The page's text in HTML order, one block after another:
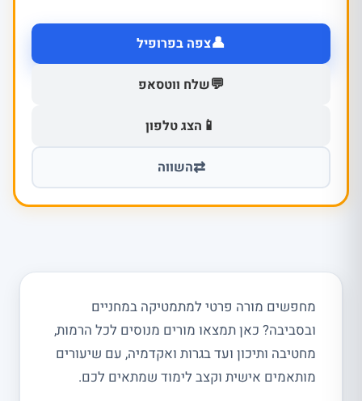
👤צפה בפרופיל
💬שלח ווטסאפ
📱 הצג טלפון
⇄השווה
מחפשים מורה פרטי למתמטיקה במחניים
ובסביבה? כאן תמצאו מורים מנוסים לכל הרמות,
מחטיבה ותיכון ועד בגרות ואקדמיה, עם שיעורים
מותאמים אישית וקצב לימוד שמתאים לכם.